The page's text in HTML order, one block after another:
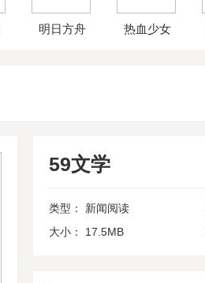
明日方舟 热血少女
59文学
类型： 新闻阅读
大小：
17.5MB